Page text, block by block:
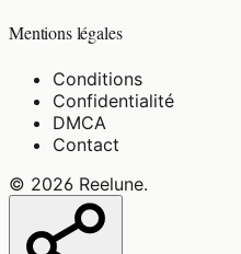
Mentions légales
Conditions
Confidentialité
DMCA
Contact
© 2026 Reelune.